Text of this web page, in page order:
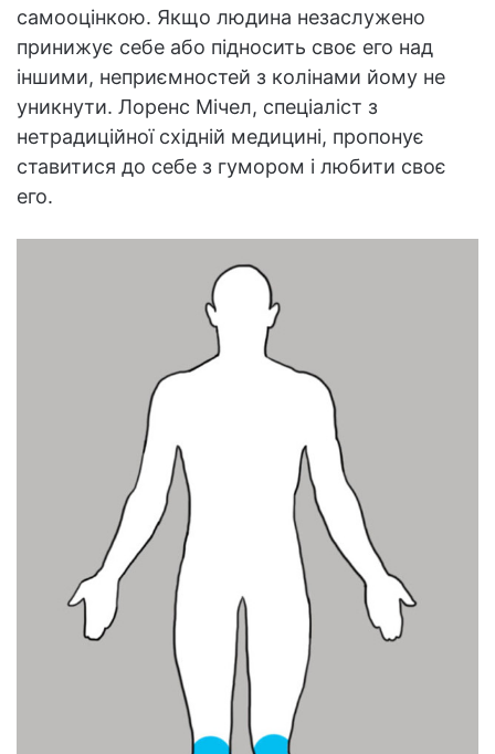
самооцінкою. Якщо людина незаслужено
принижує себе або підносить своє его над
іншими, неприємностей з колінами йому не
уникнути. Лоренс Мічел, спеціаліст з
нетрадиційної східній медицині, пропонує
ставитися до себе з гумором і любити своє
его.